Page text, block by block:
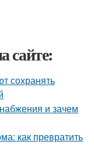
сайте:
сохранять
и зачем
как превратить